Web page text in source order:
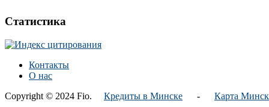
Статистика
Контакты
О нас
Copyright © 2024 Fio. Кредиты в Минске - Карта